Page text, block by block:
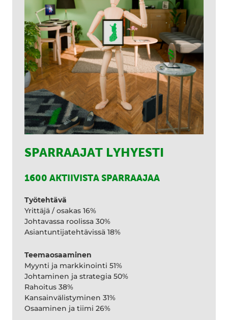
SPARRAAJAT LYHYESTI
1600 AKTIIVISTA SPARRAAJAA
Työtehtävä
Yrittäjä / osakas 16%
Johtavassa roolissa 30%
Asiantuntijatehtävissä 18%
Teemaosaaminen
Myynti ja markkinointi 51%
Johtaminen ja strategia 50%
Rahoitus 38%
Kansainvälistyminen 31%
Osaaminen ja tiimi 26%